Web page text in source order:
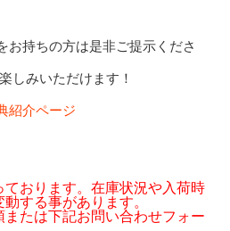
お持ちの方は是非ご提示くださ
しみいただけます！
紹介ページ
おります。在庫状況や入荷時
する事があります。
たは下記お問い合わせフォー